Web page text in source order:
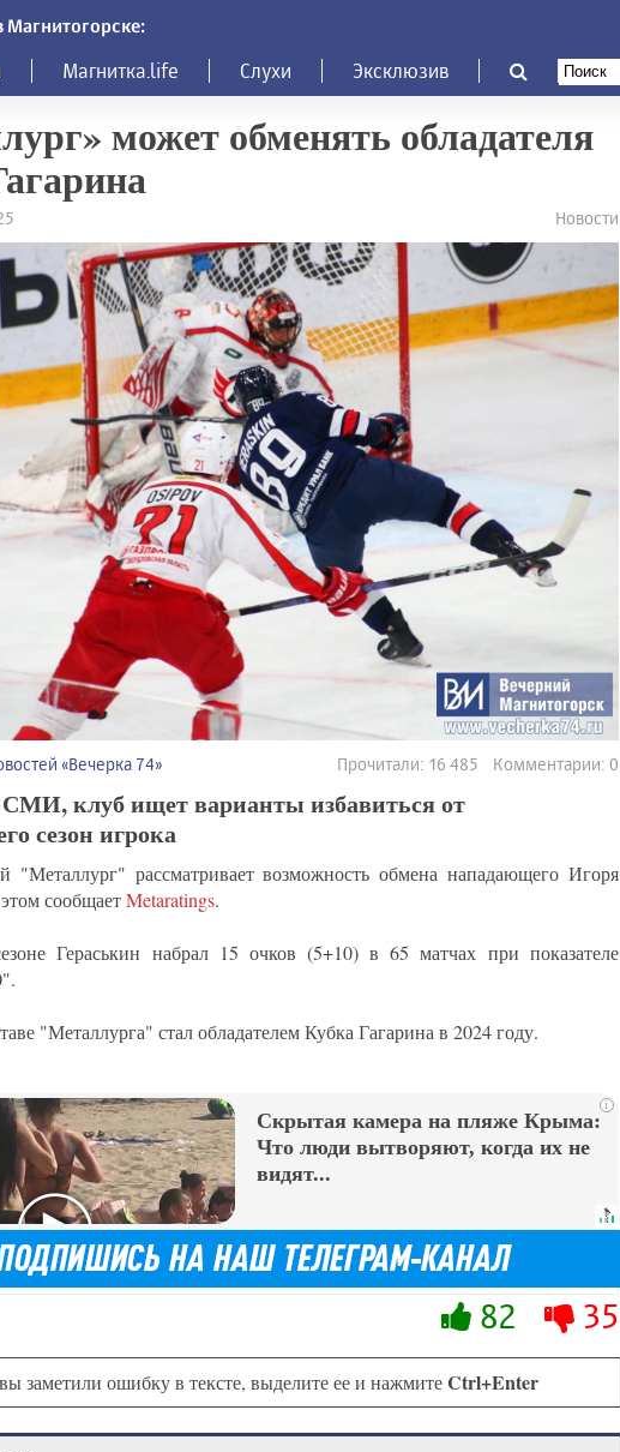
Магнитогорске:
Магнитка.life Слухи Эксклюзив
может обменять обладателя
Новости
«Вечерка 74» Прочитали: 16 485 Комментарии: 0
клуб ищет варианты избавиться от
сезон игрока
"Металлург" рассматривает возможность обмена нападающего Игоря
сообщаетMetaratings.
Гераськин набрал 15 очков (5+10) в 65 матчах при показателе
"Металлурга" стал обладателем Кубка Гагарина в 2024 году.
i
Скрытая камера на пляже Крыма:
Что люди вытворяют, когда их не
видят...
82 35
заметили ошибку в тексте, выделите ее и нажмитеCtrl+Enter